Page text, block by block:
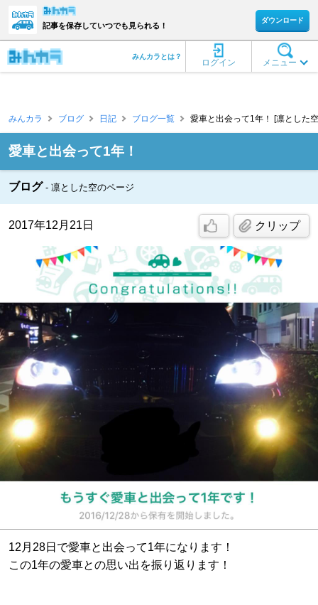
記事を保存していつでも見られる！
ダウンロード
メニュー
ログイン
みんカラとは？
みんカラ ブログ 日記 ブログ一覧 愛車と出会って1年！ [凛とした
愛車と出会って1年！
ブログ 凛とした空のページ
2017年12月21日 クリップ
12月28日で愛車と出会って1年になります！
この1年の愛車との思い出を振り返ります！